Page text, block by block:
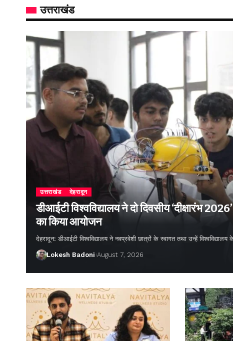
उत्तराखंड
उत्तराखंड देहरादून
डीआईटी विश्वविद्यालय ने दो दिवसीय ‘दीक्षारंभ
का किया आयोजन
देहरादून: डीआईटी विश्वविद्यालय ने नवप्रवेशी छात्रों के स्वागत तथा उन्हें
Lokesh Badoni August 7, 2026